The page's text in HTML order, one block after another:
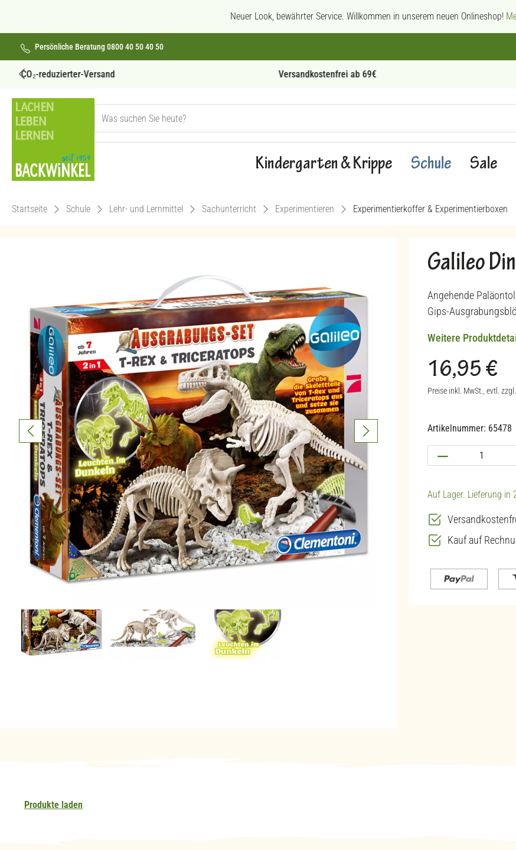
Neuer Look, bewährter Service. Willkommen in unserem neuen Onlineshop!
Persönliche Beratung 0800 40 50 40 50
Versandkostenfrei ab 69€ Persönliche Beratung
Kindergarten & Krippe Schule Sale
Startseite Schule Lehr- und Lernmittel Sachunterricht Experimentieren Experimentierkoffer & Experimentierboxen
Galileo
Angehende
Gips-
Weitere
Regulärer Preis:
16,95 €
Preise inkl. MwSt., evtl. zzgl.
Artikelnummer: 65478
Produkt
Auf Lager. Lieferung in
Kauf auf
Produkte laden